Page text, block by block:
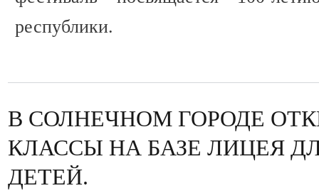
республики.
В СОЛНЕЧНОМ ГОРОДЕ
КЛАССЫ НА БАЗЕ ЛИЦЕЯ
ДЕТЕЙ.